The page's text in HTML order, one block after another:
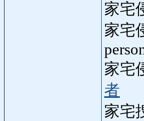
家宅
家宅
家宅
者
家宅